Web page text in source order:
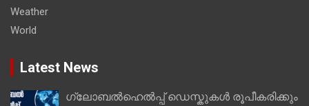
Weather
World
Latest News
ഗ്ലോബൽഹെൽപ്പ് ഡെസ്കുകൾ രൂപീകരിക്കും